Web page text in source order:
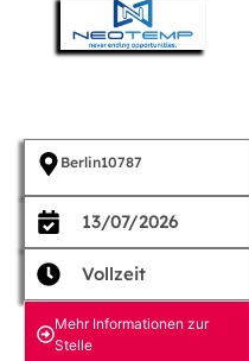
Berlin10787
13/07/2026
Vollzeit
Mehr Informationen zur
Stelle